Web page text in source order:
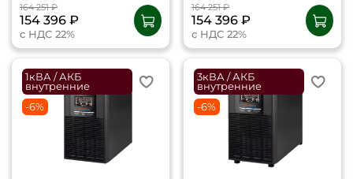
164 251 ₽
154 396 ₽
с НДС 22%
164 251 ₽
154 396 ₽
с НДС 22%
1кВА / АКБ
внутренние
-6%
3кВА / АКБ
внутренние
-6%